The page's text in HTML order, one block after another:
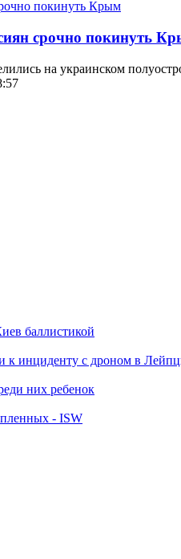
срочно покинуть
на украинском
баллистикой
инциденту с дроном в
них ребенок
- ISW